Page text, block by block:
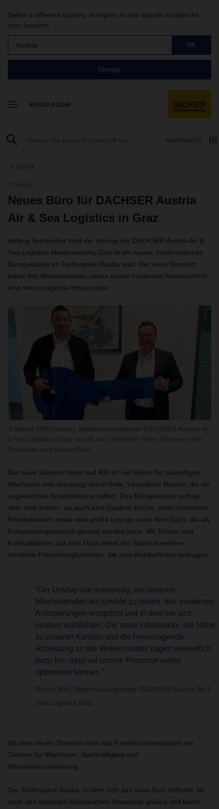
Select a different country, or region, to see specific content for
your location!
Austria OK
Change
MEDIAROOM
Merkliste(0)
Zurück
25.09.24
Neues Büro für DACHSER Austria
Air & Sea Logistics in Graz
Anfang September fand der Umzug der DACHSER Austria Air &
Sea Logistics-Niederlassung Graz in ein neues, hochmodernes
Bürogebäude im Technopark Raaba statt. Der neue Standort
bietet den Mitarbeitenden neben einem modernen Arbeitsumfeld
eine hervorragende Infrastruktur.
Der neue Standort bietet auf 403 m² viel Raum für zukünftiges
Wachstum und überzeugt durch helle, freundliche Räume, die ein
angenehmes Arbeitsklima schaffen. Das Bürogebäude verfügt
über eine Indoor- als auch eine Outdoor-Küche, einen modernen
Fitnessbereich sowie eine große Lounge unter dem Dach, die als
Entspannungsbereich genutzt werden kann. Mit Tennis- und
Fußballplätzen auf dem Dach bietet der Standort weitere
attraktive Freizeitmöglichkeiten, die zum Wohlbefinden beitragen.
“Der Umzug war notwendig, um unseren
Mitarbeitenden ein Umfeld zu bieten, das modernen
Anforderungen entspricht und in dem sie sich
rundum wohlfühlen. Die neue Infrastruktur, die Nähe
zu unseren Kunden und die hervorragende
Anbindung an die Verkehrsmittel tragen wesentlich
dazu bei, dass wir unsere Prozesse weiter
optimieren können.”
Rainer Mittl, Niederlassungsleiter DACHSER Austria Air &
Sea Logistics Graz
Mit dem neuen Standort setzt das Familienunternehmen ein
Zeichen für Wachstum, Nachhaltigkeit und
Mitarbeiterorientierung.
Der Technopark Raaba, in dem sich das neue Büro befindet, ist
nach den neuesten ökologischen Standards gebaut und bietet